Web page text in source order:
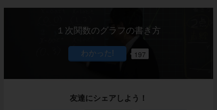
１次関数のグラフの書き方
197
友達にシェアしよう！